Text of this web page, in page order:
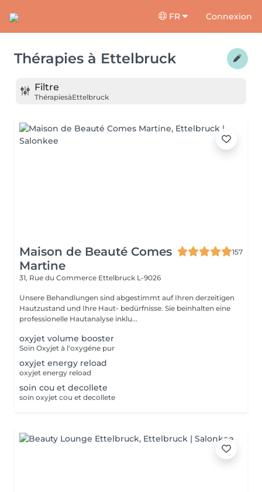
FR Connexion
Thérapies à Ettelbruck
Filtre
ThérapiesàEttelbruck
Maison de Beauté Comes
Martine
157
31, Rue du Commerce Ettelbruck L-9026
Unsere Behandlungen sind abgestimmt auf Ihren derzeitigen
Hautzustand und Ihre Haut- bedürfnisse. Sie beinhalten eine
professionelle Hautanalyse inklu...
oxyjet volume booster
Soin Oxyjet à l'oxygéne pur
oxyjet energy reload
oxyjet energy reload
soin cou et decollete
soin oxyjet cou et decollete